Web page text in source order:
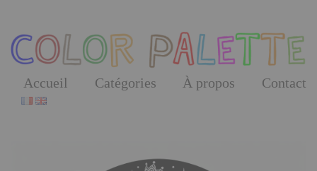
the
content
Accueil Catégories À propos Contact